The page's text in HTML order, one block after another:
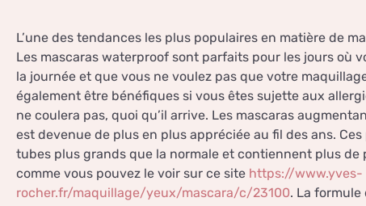
L’une des tendances les plus populaires en matière de
Les mascaras waterproof sont parfaits pour les jours où
la journée et que vous ne voulez pas que votre
également être bénéfiques si vous êtes sujette aux
ne coulera pas, quoi qu’il arrive. Les mascaras
est devenue de plus en plus appréciée au fil des ans.
tubes plus grands que la normale et contiennent plus de
comme vous pouvez le voir sur ce site https://www.yves-
rocher.fr/maquillage/yeux/mascara/c/23100. La formule